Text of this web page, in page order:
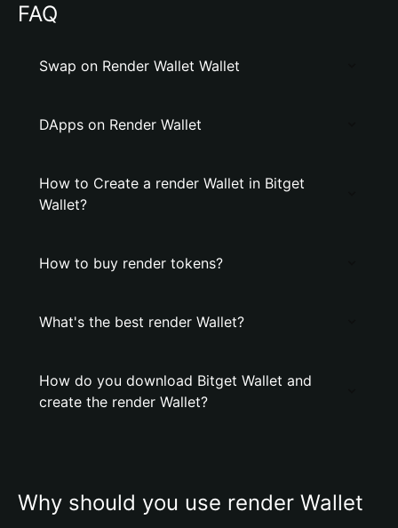
FAQ
Swap on Render Wallet Wallet
DApps on Render Wallet
How to Create a render Wallet in Bitget
Wallet?
How to buy render tokens?
What's the best render Wallet?
How do you download Bitget Wallet and
create the render Wallet?
Why should you use render Wallet